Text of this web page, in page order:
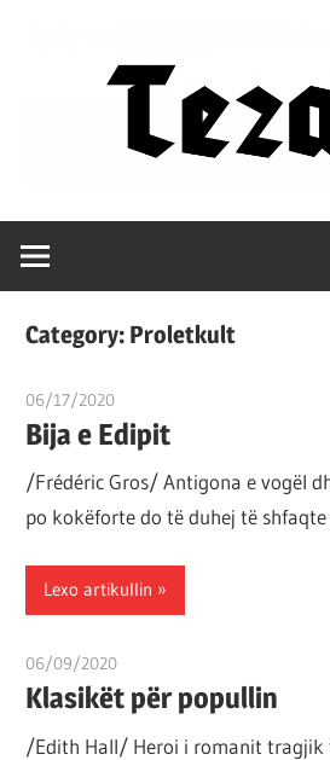
11
vetëm
shpjeguar
mënyra
të
ndryshme
botën,
çështja
që
ta
shndërrosh
Category: Proletkult
06/17/2020
Bija e Edipit
/Frédéric Gros/ Antigona e vogël
po kokëforte do të duhej të
Lexo artikullin
06/09/2020
Klasikët për popullin
/Edith Hall/ Heroi i romanit tragjik